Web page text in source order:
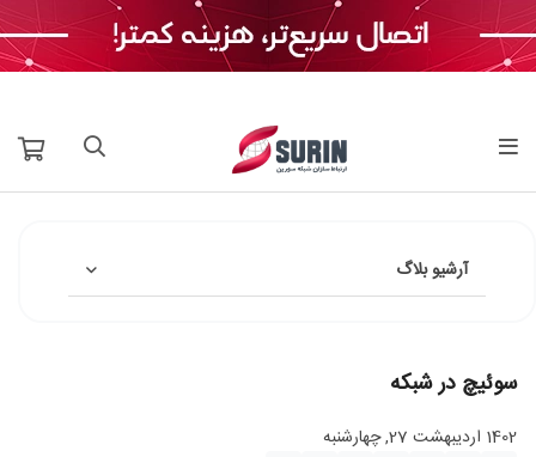
آرشیو بلاگ
سوئیچ در شبکه
1402 اردیبهشت 27, چهارشنبه